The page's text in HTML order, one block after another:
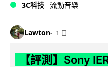
3C科技 流動音樂
Lawton 1 日
【評測】Sony